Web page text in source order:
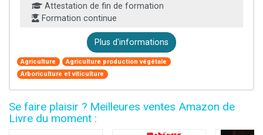
Attestation de fin de formation
Formation continue
Plus d'informations
Agriculture
Agriculture production végétale
Arboriculture et viticulture
Se faire plaisir ? Meilleures ventes Amazon de
Livre du moment :